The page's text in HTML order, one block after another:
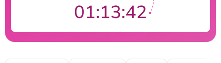
01:13:41